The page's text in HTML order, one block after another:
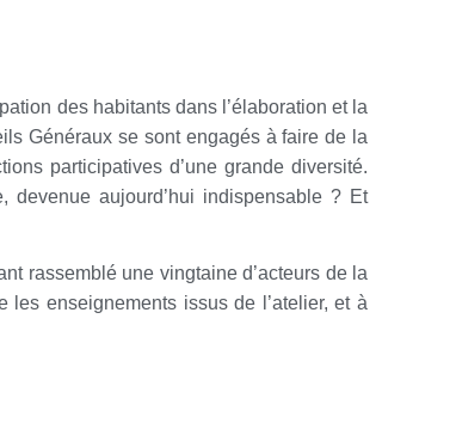
des habitants dans l’élaboration et la
Généraux se sont engagés à faire de la
participatives d’une grande diversité.
devenue aujourd’hui indispensable ? Et
rassemblé une vingtaine d’acteurs de la
enseignements issus de l’atelier, et à